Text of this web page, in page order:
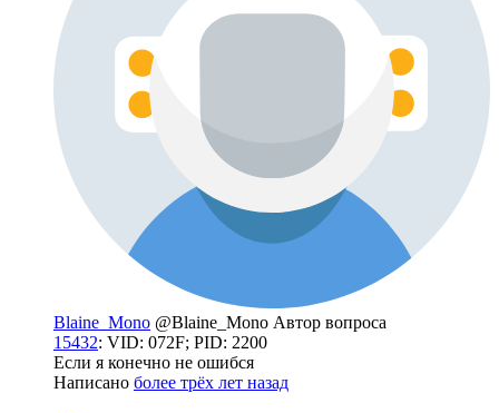
Blaine_Mono @Blaine_Mono Автор вопроса
15432: VID: 072F; PID: 2200
Если я конечно не ошибся
Написано более трёх лет назад